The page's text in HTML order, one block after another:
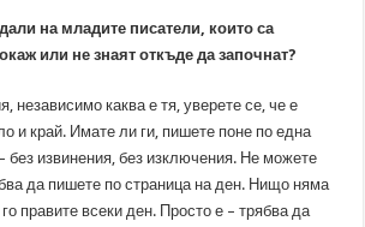
на младите писатели, които са
или не знаят откъде да започнат?
независимо каква е тя, уверете се, че е
и край. Имате ли ги, пишете поне по една
без извинения, без изключения. Не можете
да пишете по страница на ден. Нищо няма
правите всеки ден. Просто е – трябва да